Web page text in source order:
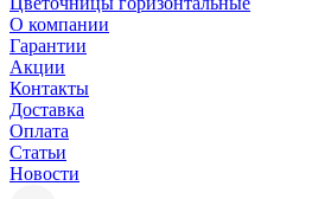
О компании
Гарантии
Акции
Контакты
Доставка
Оплата
Статьи
Новости